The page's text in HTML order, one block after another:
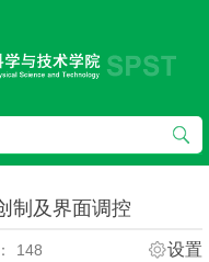
制及界面调控
148 设置